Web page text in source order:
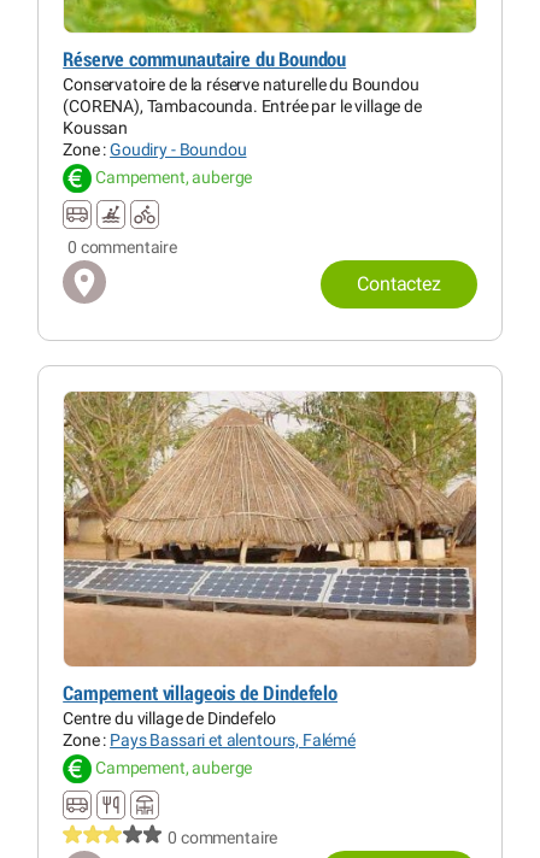
Réserve communautaire du Boundou
Conservatoire de la réserve naturelle du Boundou
(CORENA), Tambacounda. Entrée par le village de
Koussan
Zone :Goudiry - Boundou
Campement, auberge
0 commentaire
Contactez
Campement villageois de Dindefelo
Centre du village de Dindefelo
Zone : Pays Bassari et alentours, Falémé
Campement, auberge
0 commentaire